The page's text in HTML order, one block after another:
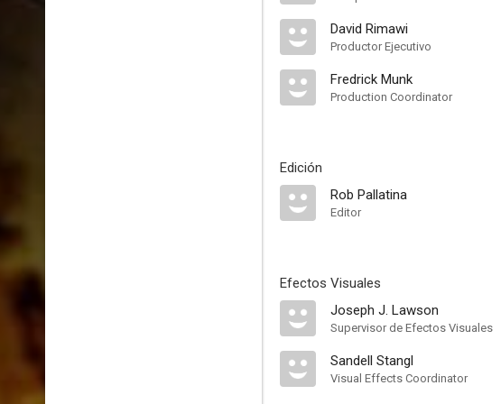
David Rimawi
Productor Ejecutivo
Fredrick Munk
Production Coordinator
Edición
Rob Pallatina
Editor
Efectos Visuales
Joseph J. Lawson
Supervisor de Efectos Visuales
Sandell Stangl
Visual Effects Coordinator